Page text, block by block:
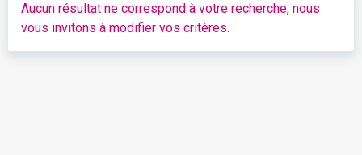
Aucun résultat ne correspond à votre recherche, nous
vous invitons à modifier vos critères.